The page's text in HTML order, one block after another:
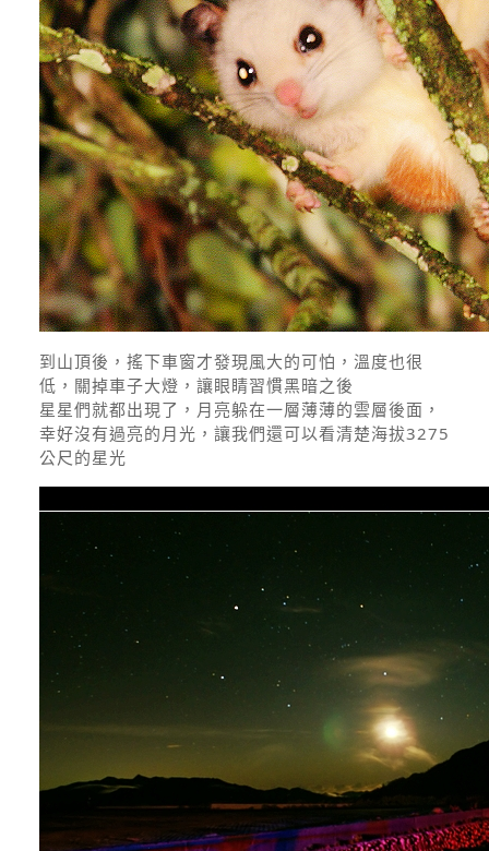
到山頂後，搖下車窗才發現風大的可怕，溫度也很
低，關掉車子大燈，讓眼睛習慣黑暗之後
星星們就都出現了，月亮躲在一層薄薄的雲層後面，
幸好沒有過亮的月光，讓我們還可以看清楚海拔3275
公尺的星光